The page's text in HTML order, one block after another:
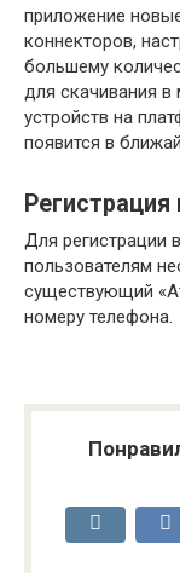
приложение
коннекторов,
большему
для скачивания в
устройств на
появится в
Для регистрации
пользователям
существующий
номеру телефона.